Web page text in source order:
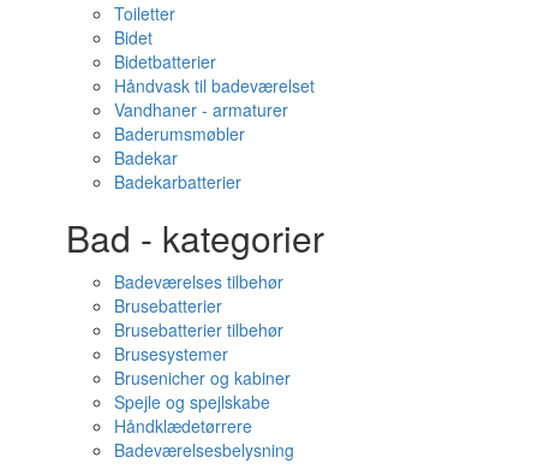
Toiletter
Bidet
Bidetbatterier
Håndvask til badeværelset
Vandhaner - armaturer
Baderumsmøbler
Badekar
Badekarbatterier
Bad - kategorier
Badeværelses tilbehør
Brusebatterier
Brusebatterier tilbehør
Brusesystemer
Brusenicher og kabiner
Spejle og spejlskabe
Håndklædetørrere
Badeværelsesbelysning